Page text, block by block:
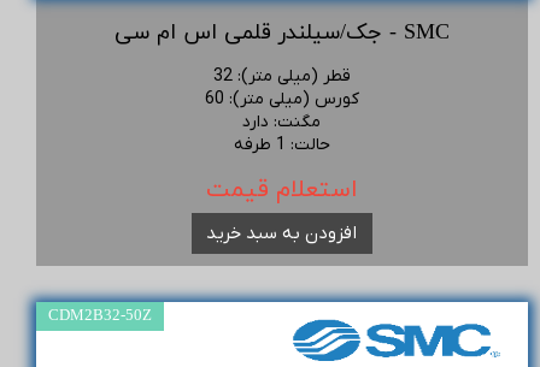
جک/سیلندر قلمی اس ام سی - SMC
قطر (میلی متر):
32
کورس (میلی متر):
60
مگنت: دارد
حالت: 1 طرفه
استعلام قیمت
افزودن به سبد خرید
CDM2B32-50Z